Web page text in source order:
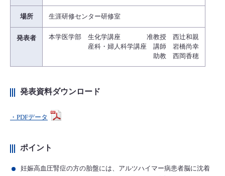
場所 生涯研修センター研修室
発表者
本学医学部 生化学講座 准教授 西辻和親
産科・婦人科学講座 講師 岩橋尚幸
助教 西岡香穂
発表資料ダウンロード
・PDFデータ
ポイント
妊娠高血圧腎症の方の胎盤には、アルツハイマー病患者脳に沈着